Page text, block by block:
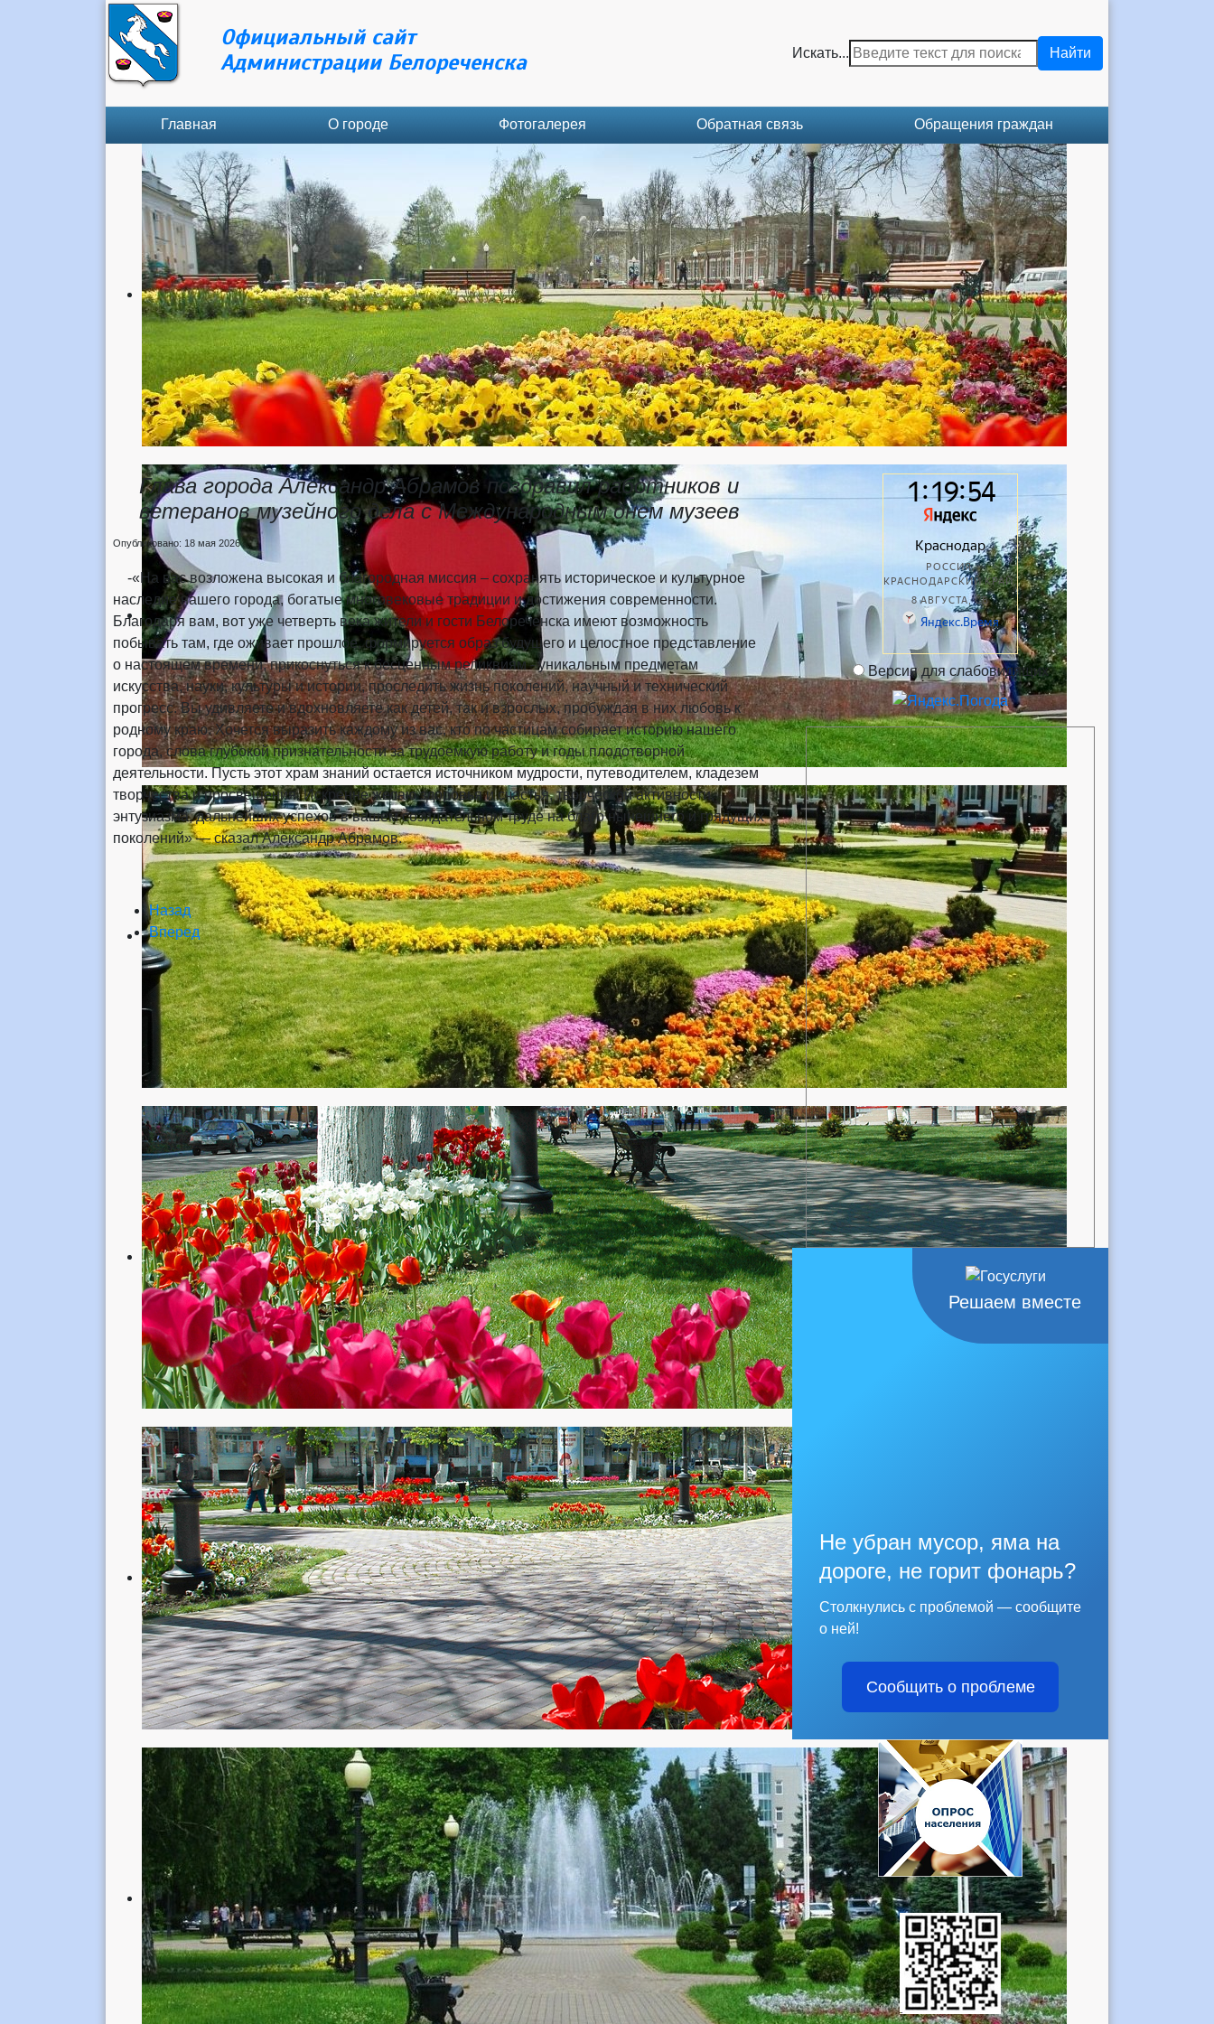
Официальный сайт
Администрации Белореченска
Искать... Найти
Главная О городе Фотогалерея Обратная связь Обращения граждан
Глава города Александр Абрамов поздравил работников и
ветеранов музейного дела с Международным днем музеев
Опубликовано: 18 мая 2026
-«На вас возложена высокая и благородная миссия – сохранять историческое и культурное
наследие нашего города, богатые многовековые традиции и достижения современности.
Благодаря вам, вот уже четверть века жители и гости Белореченска имеют возможность
побывать там, где оживает прошлое, формируется образ будущего и целостное представление
о настоящем времени, прикоснуться к бесценным реликвиям - уникальным предметам
искусства, науки, культуры и истории, проследить жизнь поколений, научный и технический
прогресс. Вы удивляете и вдохновляете как детей, так и взрослых, пробуждая в них любовь к
родному краю. Хочется выразить каждому из вас, кто по частицам собирает историю нашего
города, слова глубокой признательности за трудоемкую работу и годы плодотворной
деятельности. Пусть этот храм знаний остается источником мудрости, путеводителем, кладезем
творчества и просвещения. Искренне желаю здоровья и счастья, творческой активности,
энтузиазма, дальнейших успехов в вашем созидательном труде на благо нынешнего и грядущих
поколений» — сказал Александр Абрамов.
Назад
Вперед
Версия для слабовидящих
Решаем вместе
Не убран мусор, яма на
дороге, не горит фонарь?
Столкнулись с проблемой — сообщите
о ней!
Сообщить о проблеме